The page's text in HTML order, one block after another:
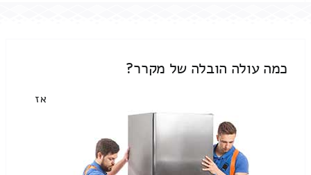
כמה עולה הובלה של מקרר?
אז